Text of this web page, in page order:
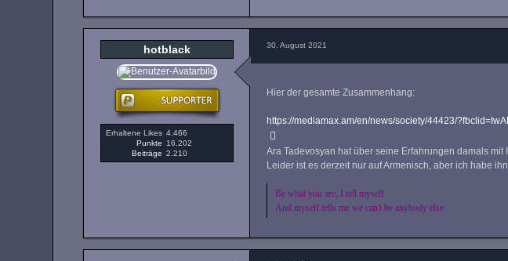
hotblack
Erhaltene Likes 4.466
Punkte
16.202
Beiträge 2.210
30. August 2021
Hier der gesamte Zusammenhang:
https://mediamax.am/en/news/society/44423/
Ara Tadevosyan hat über seine Erfahrungen damals
Leider ist es derzeit nur auf Armenisch, aber ich habe
Be what you are, I tell myself
And myself tells me we can't be anybody else